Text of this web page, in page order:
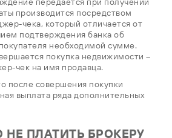
производится посредством
чека, который отличается от
подтверждения банка об
необходимой сумме.
покупка недвижимости –
чек на имя продавца.
после совершения покупки
выплата ряда дополнительных
ПЛАТИТЬ БРОКЕРУ